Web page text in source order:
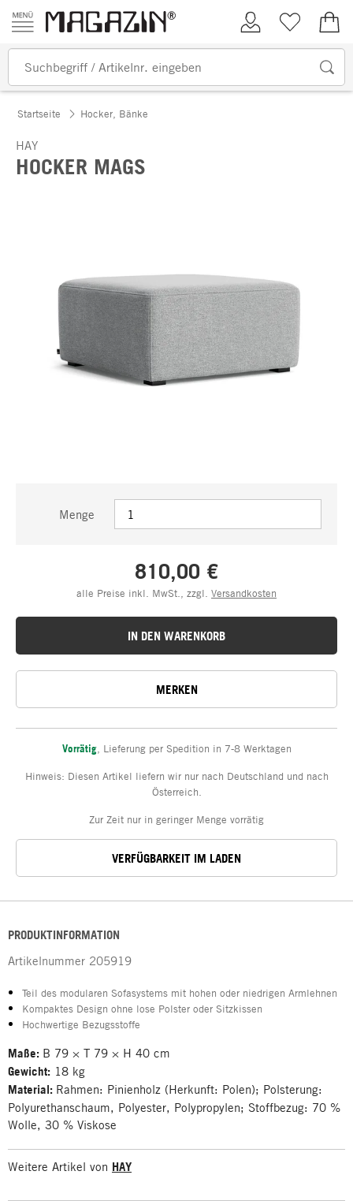
Zum Inhalt springen
Kundenkonto
Merkliste
Startseite Hocker, Bänke
HAY
HOCKER MAGS
Menge
810,00 €
alle Preise inkl. MwSt., zzgl. Versandkosten
IN DEN WARENKORB
MERKEN
Vorrätig, Lieferung per Spedition in 7-8 Werktagen
Hinweis: Diesen Artikel liefern wir nur nach Deutschland und nach
Österreich.
Zur Zeit nur in geringer Menge vorrätig
VERFÜGBARKEIT IM LADEN
PRODUKTINFORMATION
Artikelnummer 205919
Teil des modularen Sofasystems mit hohen oder niedrigen Armlehnen
Kompaktes Design ohne lose Polster oder Sitzkissen
Hochwertige Bezugsstoffe
Maße: B 79 × T 79 × H 40 cm
Gewicht: 18 kg
Material: Rahmen: Pinienholz (Herkunft: Polen); Polsterung:
Polyurethanschaum, Polyester, Polypropylen; Stoffbezug: 70 %
Wolle, 30 % Viskose
Weitere Artikel von HAY